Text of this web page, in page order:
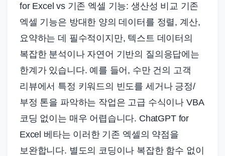
for Excel vs 기존 엑셀 기능: 생산성 비교 기존
엑셀 기능은 방대한 양의 데이터를 정렬, 계산,
요약하는 데 필수적이지만, 텍스트 데이터의
복잡한 분석이나 자연어 기반의 질의응답에는
한계가 있습니다. 예를 들어, 수만 건의 고객
리뷰에서 특정 키워드의 빈도를 세거나 긍정/
부정 톤을 파악하는 작업은 고급 수식이나 VBA
코딩 없이는 매우 어렵습니다. ChatGPT for
Excel 베타는 이러한 기존 엑셀의 약점을
보완합니다. 별도의 코딩이나 복잡한 함수 없이